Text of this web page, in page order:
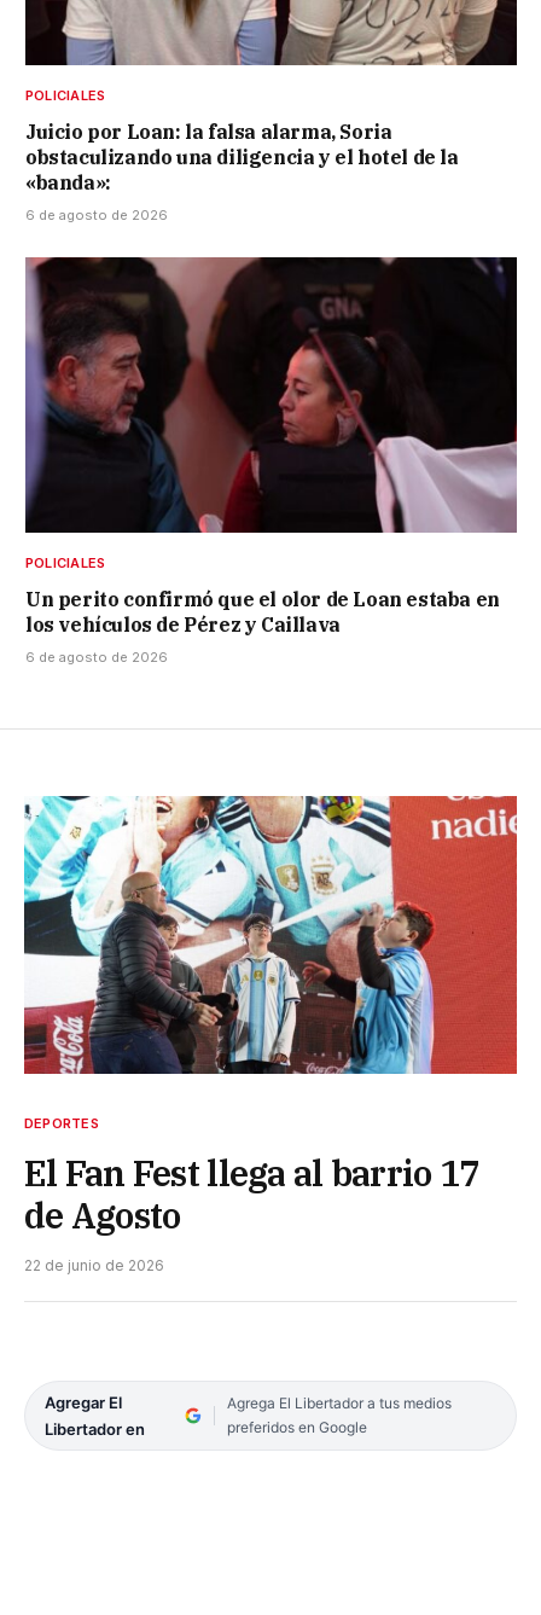
POLICIALES
Juicio por Loan: la falsa alarma, Soria
obstaculizando una diligencia y el hotel de la
«banda»:
6 de agosto de 2026
POLICIALES
Un perito confirmó que el olor de Loan estaba en
los vehículos de Pérez y Caillava
6 de agosto de 2026
DEPORTES
El Fan Fest llega al barrio 17
de Agosto
22 de junio de 2026
Agregar El
Libertador en
Agrega El Libertador a tus medios
preferidos en Google